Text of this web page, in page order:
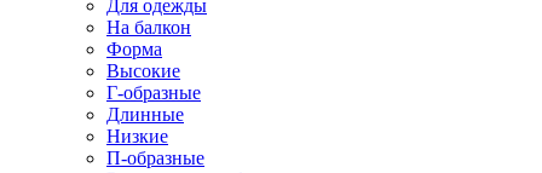
Для одежды
На балкон
Форма
Высокие
Г-образные
Длинные
Низкие
П-образные